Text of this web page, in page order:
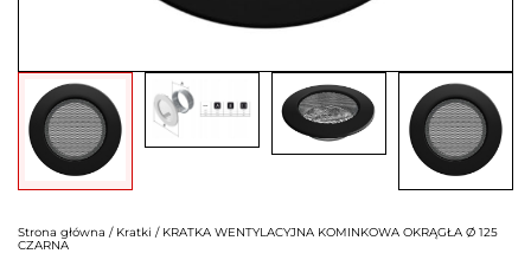
Strona główna / Kratki / KRATKA WENTYLACYJNA KOMINKOWA OKRĄGŁA Ø 125
CZARNA